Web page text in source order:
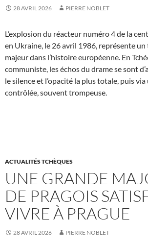
28 AVRIL 2026 PIERRE NOBLET
L’explosion du réacteur numéro 4 de la
en Ukraine, le 26 avril 1986, représente
majeur dans l’histoire européenne. En
communiste, les échos du drame se sont
le silence et l’opacité la plus totale, puis
contrôlée, souvent trompeuse.
ACTUALITÉS TCHÈQUES
UNE GRANDE
DE PRAGOIS
VIVRE À PRAGUE
28 AVRIL 2026 PIERRE NOBLET